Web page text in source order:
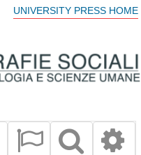
UNIVERSITY PRESS HOME